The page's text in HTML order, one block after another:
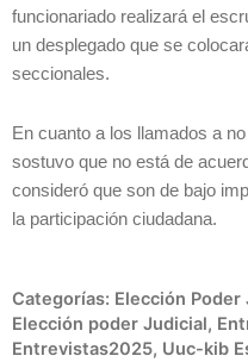
funcionariado realizará el
un desplegado que se
seccionales.
En cuanto a los llamados a
sostuvo que no está de
consideró que son de bajo
la participación ciudadana.
Categorías: Elección Poder
Elección poder Judicial,
Entrevistas2025, Uuc-kib